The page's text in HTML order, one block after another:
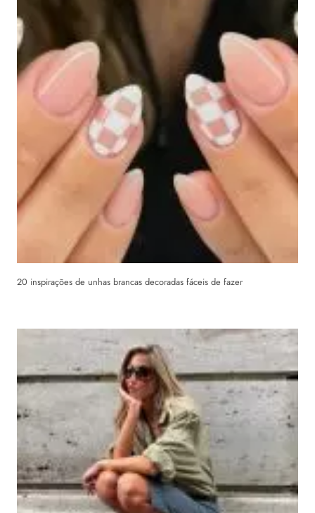
20 inspirações de unhas brancas decoradas fáceis de fazer